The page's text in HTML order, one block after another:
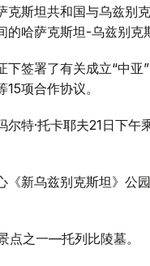
斯坦共和国与乌兹别
哈萨克斯坦-乌兹别克
签署了有关成立“中亚
项合作协议。
尔特·托卡耶夫21日下
新乌兹别克斯坦》公
点之一—托列比陵墓。